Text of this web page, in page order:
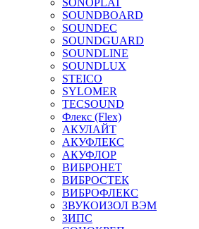
SONOPLAT
SOUNDBOARD
SOUNDEC
SOUNDGUARD
SOUNDLINE
SOUNDLUX
STEICO
SYLOMER
TECSOUND
Флекс (Flex)
АКУЛАЙТ
АКУФЛЕКС
АКУФЛОР
ВИБРОНЕТ
ВИБРОСТЕК
ВИБРОФЛЕКС
ЗВУКОИЗОЛ ВЭМ
ЗИПС